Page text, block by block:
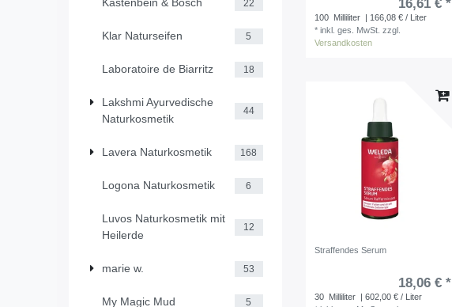
Kastenbein & Bosch 22
Klar Naturseifen 5
Laboratoire de Biarritz 18
Lakshmi Ayurvedische
Naturkosmetik
44
Lavera Naturkosmetik 168
Logona Naturkosmetik 6
Luvos Naturkosmetik mit
Heilerde
12
marie w. 53
My Magic Mud 5
16,61 € *
100 Milliliter
| 166,08 € / Liter
*inkl. ges. MwSt. zzgl.
Versandkosten
Straffendes Serum
18,06 € *
30 Milliliter | 602,00 € / Liter